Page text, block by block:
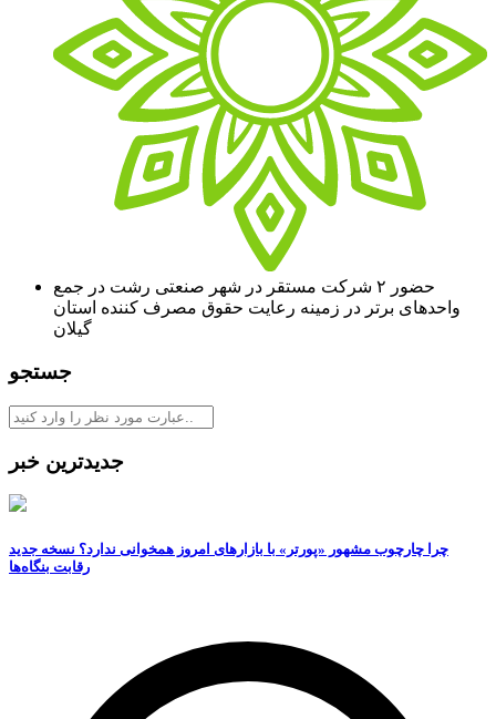
حضور ۲ شرکت مستقر در شهر صنعتی رشت در جمع
واحدهای برتر در زمینه رعایت حقوق مصرف کننده استان
گیلان
جستجو
جدیدترین خبر
چرا چارچوب مشهور «پورتر» با بازارهای امروز همخوانی ندارد؟ نسخه جدید
رقابت‌ بنگاه‌ها